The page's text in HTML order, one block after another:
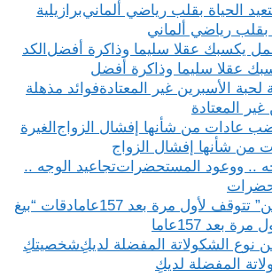
برازيلية
بقلب رياضي ألماني
الكد
عقلا سليما وذاكرة أفضل
فوائد مذهلة
المعتادة
الغيرة
من شأنها إفشال الزواج
تجاعيد الوجه ..
دقات “بيغ
بعد 157عاما
شخصيتكِ
المفضلة لديكِ